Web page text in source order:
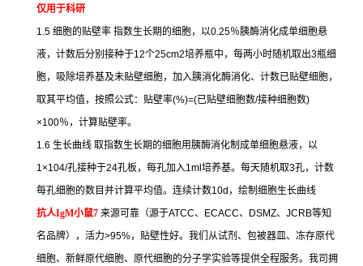
仅用于科研
1.5 细胞的贴壁率 指数生长期的细胞，以0.25％胰酶消化成单细胞悬
液，计数后分别接种于12个25cm2培养瓶中，每两小时随机取出3瓶细
胞，吸除培养基及未贴壁细胞，加入胰消化酶消化、计数已贴壁细胞，
取其平均值，按照公式：贴壁率(%)=(已贴壁细胞数/接种细胞数)
×100％，计算贴壁率。
1.6 生长曲线 取指数生长期的细胞用胰酶消化制成单细胞悬液，以
1×104/孔接种于24孔板，每孔加入1ml 培养基。每天随机取3孔，计数
每孔细胞的数目并计算平均值。连续计数10d ，绘制细胞生长曲线
抗人IgM小鼠7 来源可靠（源于ATCC、 ECACC、 DSMZ、 JCRB等知
名品牌），活力>95%，贴壁性好。我们从试剂、包被器皿、冻存原代
细胞、新鲜原代细胞、原代细胞的分子学实验等提供全程服务。我司拥